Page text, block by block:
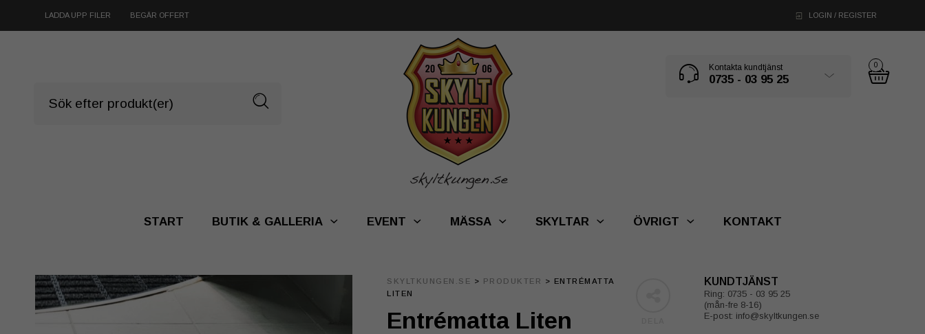
LADDA UPP FILER BEGÄR OFFERT LOGIN / REGISTER
Kontakta kundtjänst
0735 - 03 95 25
0
START BUTIK & GALLERIA EVENT MÄSSA SKYLTAR ÖVRIGT KONTAKT
KUNDTJÄNST
Ring: 0735 - 03 95 25
(mån-fre 8-16)
E-post: info@skyltkungen.se
SKYLTKUNGEN.SE > PRODUKTER > ENTRÉMATTA
LITEN
Entrématta Liten